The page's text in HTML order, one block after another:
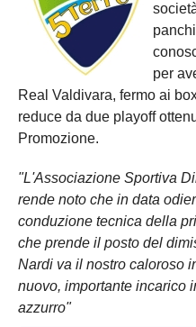
per
Real Valdivara, fermo ai
reduce da due playoff
Promozione.
"L'Associazione Sportiva
rende noto che in data
conduzione tecnica della
che prende il posto del
Nardi va il nostro caloroso
nuovo, importante incarico
azzurro"